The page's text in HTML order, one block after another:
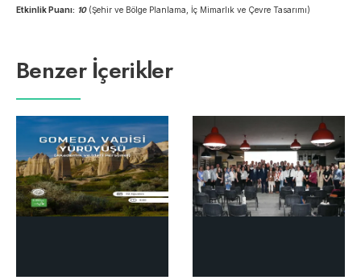
Etkinlik Puanı: 10(Şehir ve Bölge Planlama, İç Mimarlık ve Çevre Tasarımı)
Benzer İçerikler